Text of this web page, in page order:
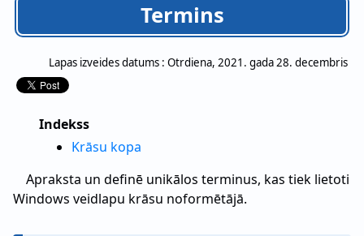
Termins
Lapas izveides datums : Otrdiena, 2021. gada 28. decembris
Indekss
Krāsu kopa
Apraksta un definē unikālos terminus, kas tiek lietoti
Windows veidlapu krāsu noformētājā.